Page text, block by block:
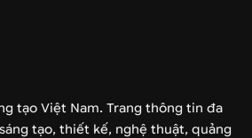
tạo Việt Nam. Trang thông tin đa
tạo, thiết kế, nghệ thuật, quảng